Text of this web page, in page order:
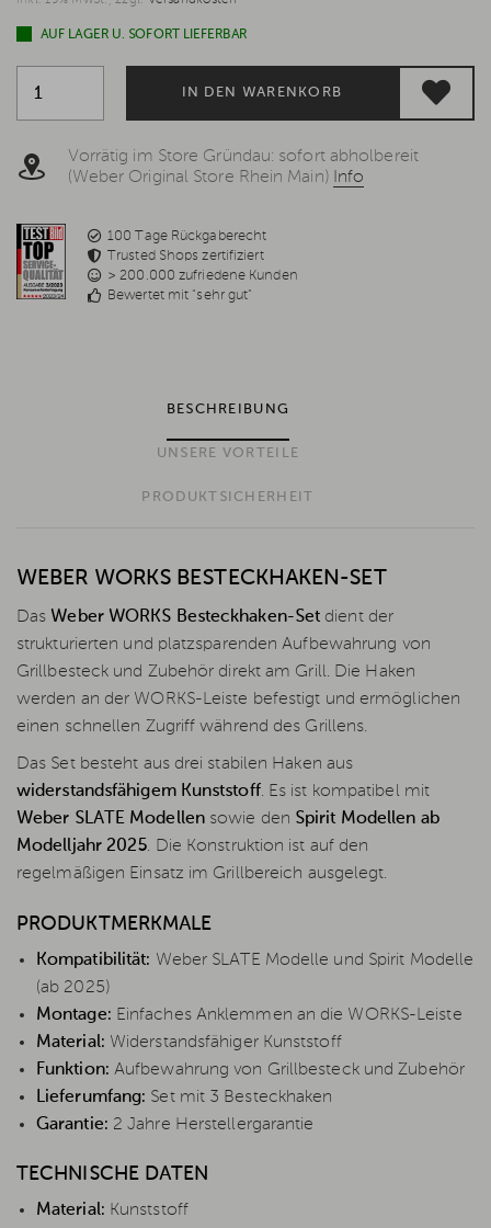
AUF LAGER U. SOFORT LIEFERBAR
IN DEN WARENKORB
Vorrätig im Store Gründau: sofort abholbereit
(Weber Original Store Rhein Main) Info
100 Tage Rückgaberecht
Trusted Shops zertifiziert
> 200.000 zufriedene Kunden
Bewertet mit "sehr gut"
BESCHREIBUNG
UNSERE VORTEILE
PRODUKTSICHERHEIT
WEBER WORKS BESTECKHAKEN-SET
Das Weber WORKS Besteckhaken-Set dient der
strukturierten und platzsparenden Aufbewahrung von
Grillbesteck und Zubehör direkt am Grill. Die Haken
werden an der WORKS-Leiste befestigt und ermöglichen
einen schnellen Zugriff während des Grillens.
Das Set besteht aus drei stabilen Haken aus
widerstandsfähigem Kunststoff. Es ist kompatibel mit
Weber SLATE Modellensowie den Spirit Modellen ab
Modelljahr 2025. Die Konstruktion ist auf den
regelmäßigen Einsatz im Grillbereich ausgelegt.
PRODUKTMERKMALE
Kompatibilität: Weber SLATE Modelle und Spirit Modelle
(ab 2025)
Montage: Einfaches Anklemmen an die WORKS-Leiste
Material: Widerstandsfähiger Kunststoff
Funktion: Aufbewahrung von Grillbesteck und Zubehör
Lieferumfang: Set mit 3 Besteckhaken
Garantie: 2 Jahre Herstellergarantie
TECHNISCHE DATEN
Material: Kunststoff